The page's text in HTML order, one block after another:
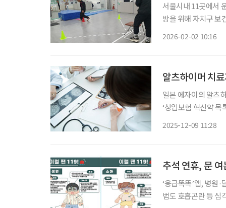
서울시내 11곳에서
방을 위해 자치구 보건소와 협력에 나선다.
2026-02-02 10:16
알츠하이머 치
일본 에자이의 알츠
‘상업보험 혁신약
2025-12-09 11:28
추석 연휴, 문
‘응급똑똑’앱, 병원
법도 호흡곤란 등 심각한 증상 때는